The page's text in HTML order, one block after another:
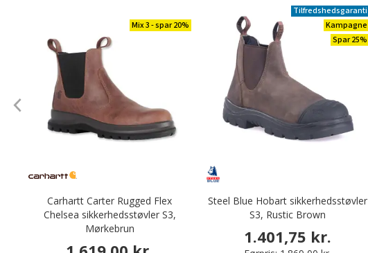
Mix 3 - spar 20%
Carhartt Carter Rugged Flex
Chelsea sikkerhedsstøvler S3,
Mørkebrun
Tilfredshedsgaranti
Kampagne
Spar 25%
Steel Blue Hobart sikkerhedsstøvler
S3, Rustic Brown
1.401,75 kr.